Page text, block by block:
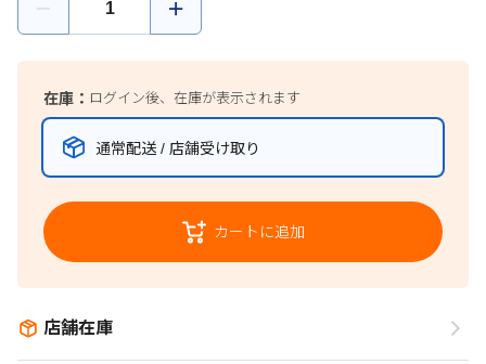
在庫： ログイン後、在庫が表示されます
通常配送 / 店舗受け取り
カートに追加
店舗在庫